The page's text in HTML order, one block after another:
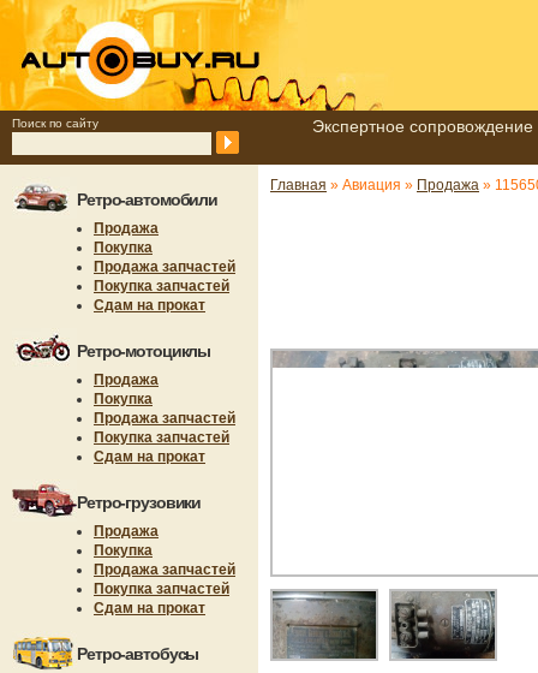
Поиск по сайту Экспертное
Ретро-автомобили
Продажа
Покупка
Продажа запчастей
Покупка запчастей
Сдам на прокат
Ретро-мотоциклы
Продажа
Покупка
Продажа запчастей
Покупка запчастей
Сдам на прокат
Ретро-грузовики
Продажа
Покупка
Продажа запчастей
Покупка запчастей
Сдам на прокат
Ретро-автобусы
Главная » Авиация » Продажа »